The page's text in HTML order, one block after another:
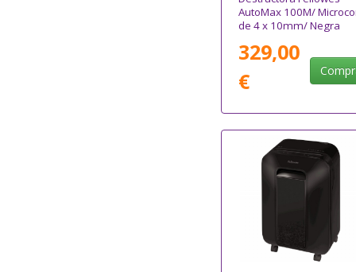
AutoMax 100M/
de 4 x 10mm/ Negra
329,00
€